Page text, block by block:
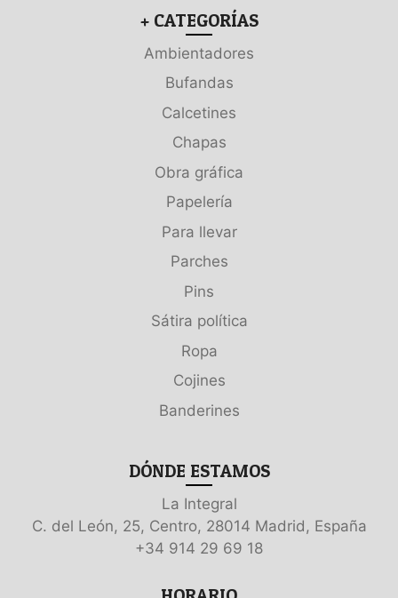
+ CATEGORÍAS
Ambientadores
Bufandas
Calcetines
Chapas
Obra gráfica
Papelería
Para llevar
Parches
Pins
Sátira política
Ropa
Cojines
Banderines
DÓNDE ESTAMOS
La Integral
C. del León, 25, Centro, 28014 Madrid, España
+34 914 29 69 18